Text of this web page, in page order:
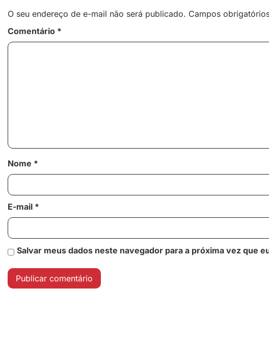
O seu endereço de e-mail não será publicado. Campos
Comentário *
Nome *
E-mail *
Salvar meus dados neste navegador para a próxima vez que